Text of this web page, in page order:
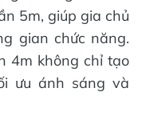
cảm hứng